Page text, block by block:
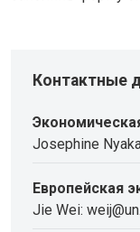
Контактные
Josephine
Европейская
Jie Wei: